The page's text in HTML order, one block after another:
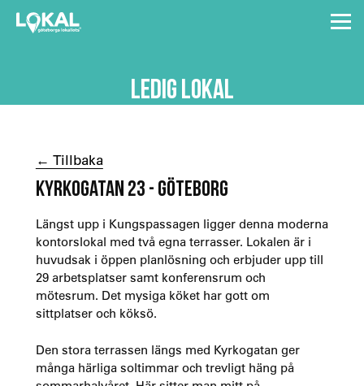
LEDIG LOKAL
← Tillbaka
KYRKOGATAN 23 - GÖTEBORG
Längst upp i Kungspassagen ligger denna moderna
kontorslokal med två egna terrasser. Lokalen är i
huvudsak i öppen planlösning och erbjuder upp till
29 arbetsplatser samt konferensrum och
mötesrum. Det mysiga köket har gott om
sittplatser och köksö.
Den stora terrassen längs med Kyrkogatan ger
många härliga soltimmar och trevligt häng på